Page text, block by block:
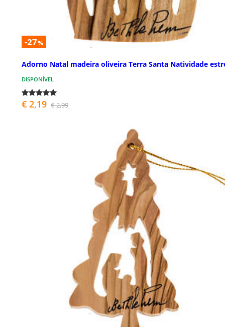
-27%
Adorno Natal madeira oliveira Terra Santa Natividade
DISPONÍVEL
€ 2,19 € 2,99